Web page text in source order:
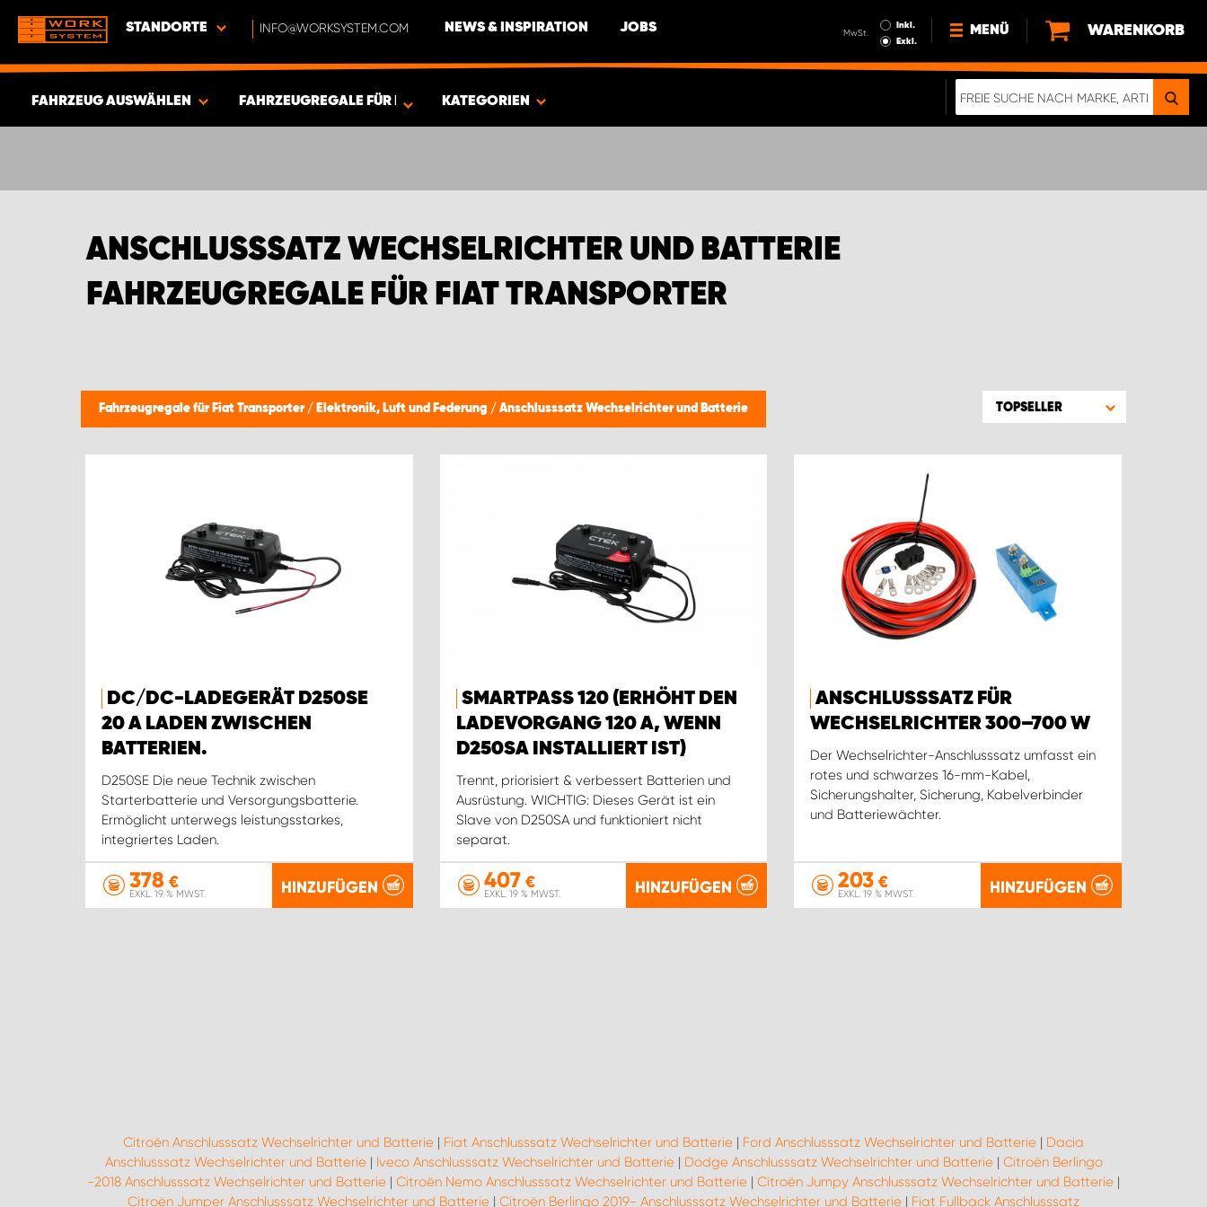
STANDORTE INFO@WORKSYSTEM.COM NEWS & INSPIRATION JOBS MwSt.
Inkl.
Exkl.
MENÜ
NEWS
WARENKORB
FAHRZEUG AUSWÄHLEN FAHRZEUGREGALE FÜR FIAT TRANSPORTER
KATEGORIEN
ANSCHLUSSSATZ WECHSELRICHTER UND BATTERIE
FAHRZEUGREGALE FÜR FIAT TRANSPORTER
Fahrzeugregale für Fiat Transporter / Elektronik, Luft und Federung / Anschlusssatz Wechselrichter und Batterie TOPSELLER
DC/DC-LADEGERÄT D250SE
20 A LADEN ZWISCHEN
BATTERIEN.
D250SE Die neue Technik zwischen
Starterbatterie und Versorgungsbatterie.
Ermöglicht unterwegs leistungsstarkes,
integriertes Laden.
378 €
EXKL. 19 % MWST. HINZUFÜGEN
SMARTPASS 120 (ERHÖHT DEN
LADEVORGANG 120 A, WENN
D250SA INSTALLIERT IST)
Trennt, priorisiert & verbessert Batterien und
Ausrüstung. WICHTIG: Dieses Gerät ist ein
Slave von D250SA und funktioniert nicht
separat.
407€
EXKL. 19 % MWST. HINZUFÜGEN
ANSCHLUSSSATZ FÜR
WECHSELRICHTER 300–700 W
Der Wechselrichter-Anschlusssatz umfasst ein
rotes und schwarzes 16-mm-Kabel,
Sicherungshalter, Sicherung, Kabelverbinder
und Batteriewächter.
203 €
EXKL. 19 % MWST. HINZUFÜGEN
Citroën Anschlusssatz Wechselrichter und Batterie | Fiat Anschlusssatz Wechselrichter und Batterie | Ford Anschlusssatz Wechselrichter und Batterie | Dacia
Anschlusssatz Wechselrichter und Batterie| Iveco Anschlusssatz Wechselrichter und Batterie| Dodge Anschlusssatz Wechselrichter und Batterie| Citroën Berlingo
-2018 Anschlusssatz Wechselrichter und Batterie | Citroën Nemo Anschlusssatz Wechselrichter und Batterie | Citroën Jumpy Anschlusssatz Wechselrichter und Batterie |
Citroën Jumper Anschlusssatz Wechselrichter und Batterie | Citroën Berlingo 2019- Anschlusssatz Wechselrichter und Batterie | Fiat Fullback Anschlusssatz